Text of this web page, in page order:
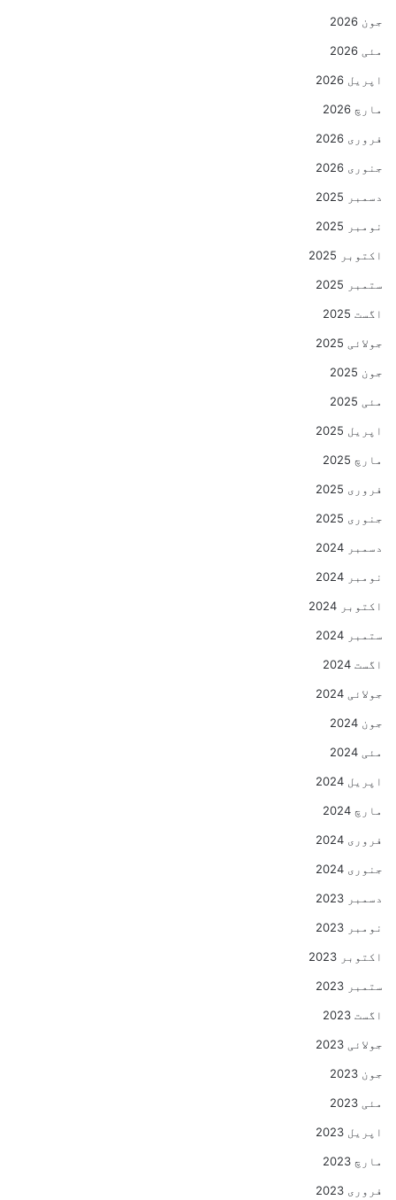
جون 2026
مئی 2026
اپریل 2026
مارچ 2026
فروری 2026
جنوری 2026
دسمبر 2025
نومبر 2025
اکتوبر 2025
ستمبر 2025
اگست 2025
جولائی 2025
جون 2025
مئی 2025
اپریل 2025
مارچ 2025
فروری 2025
جنوری 2025
دسمبر 2024
نومبر 2024
اکتوبر 2024
ستمبر 2024
اگست 2024
جولائی 2024
جون 2024
مئی 2024
اپریل 2024
مارچ 2024
فروری 2024
جنوری 2024
دسمبر 2023
نومبر 2023
اکتوبر 2023
ستمبر 2023
اگست 2023
جولائی 2023
جون 2023
مئی 2023
اپریل 2023
مارچ 2023
فروری 2023